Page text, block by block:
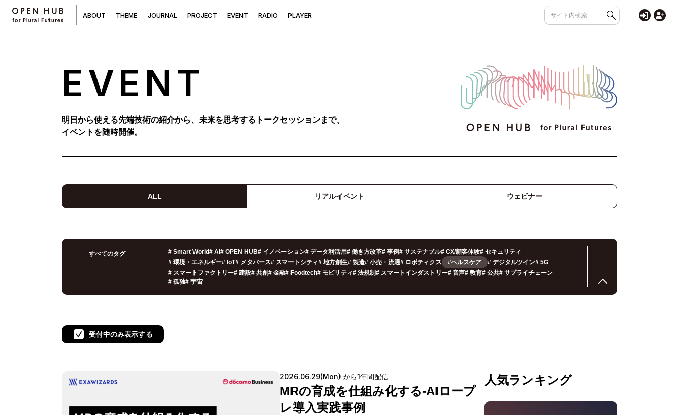
ABOUT THEME JOURNAL PROJECT EVENT RADIO PLAYER
EVENT
明日から使える先端技術の紹介から、未来を思考するトークセッションまで、
イベントを随時開催。
ALL リアルイベント ウェビナー
すべてのタグ # Smart World# AI # OPEN HUB# イノベーション# データ利活用# 働き方改革# 事例# サステナブル# CX/顧客体験# セキュリティ
# 環境・エネルギー# IoT# メタバース# スマートシティ# 地方創生# 製造# 小売・流通# ロボティクス #ヘルスケア # デジタルツイン# 5G
# スマートファクトリー# 建設# 共創# 金融# Foodtech# モビリティ# 法規制# スマートインダストリー# 音声# 教育# 公共# サプライチェーン
# 孤独# 宇宙
受付中のみ表示する
2026.06.29(Mon) から1年間配信
MRの育成を仕組み化する‐AIロープ
レ導入実践事例
人気ランキング